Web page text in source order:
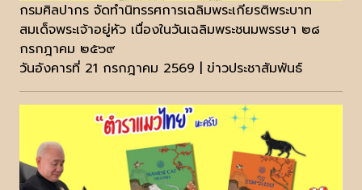
กรมศิลปากร จัดทำนิทรรศการเฉลิมพระเกียรติพระบาท
สมเด็จพระเจ้าอยู่หัว เนื่องในวันเฉลิมพระชนมพรรษา ๒๘
กรกฎาคม ๒๕๖๙
วันอังคารที่ 21 กรกฎาคม 2569 | ข่าวประชาสัมพันธ์